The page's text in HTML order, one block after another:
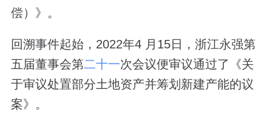
偿）》。
回溯事件起始，2022年4 月15日，浙江永强第
五届董事会第二十一次会议便审议通过了《关
于审议处置部分土地资产并筹划新建产能的议
案》。